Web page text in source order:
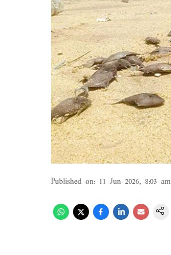
Published on: 11 Jun 2026, 8:03 am